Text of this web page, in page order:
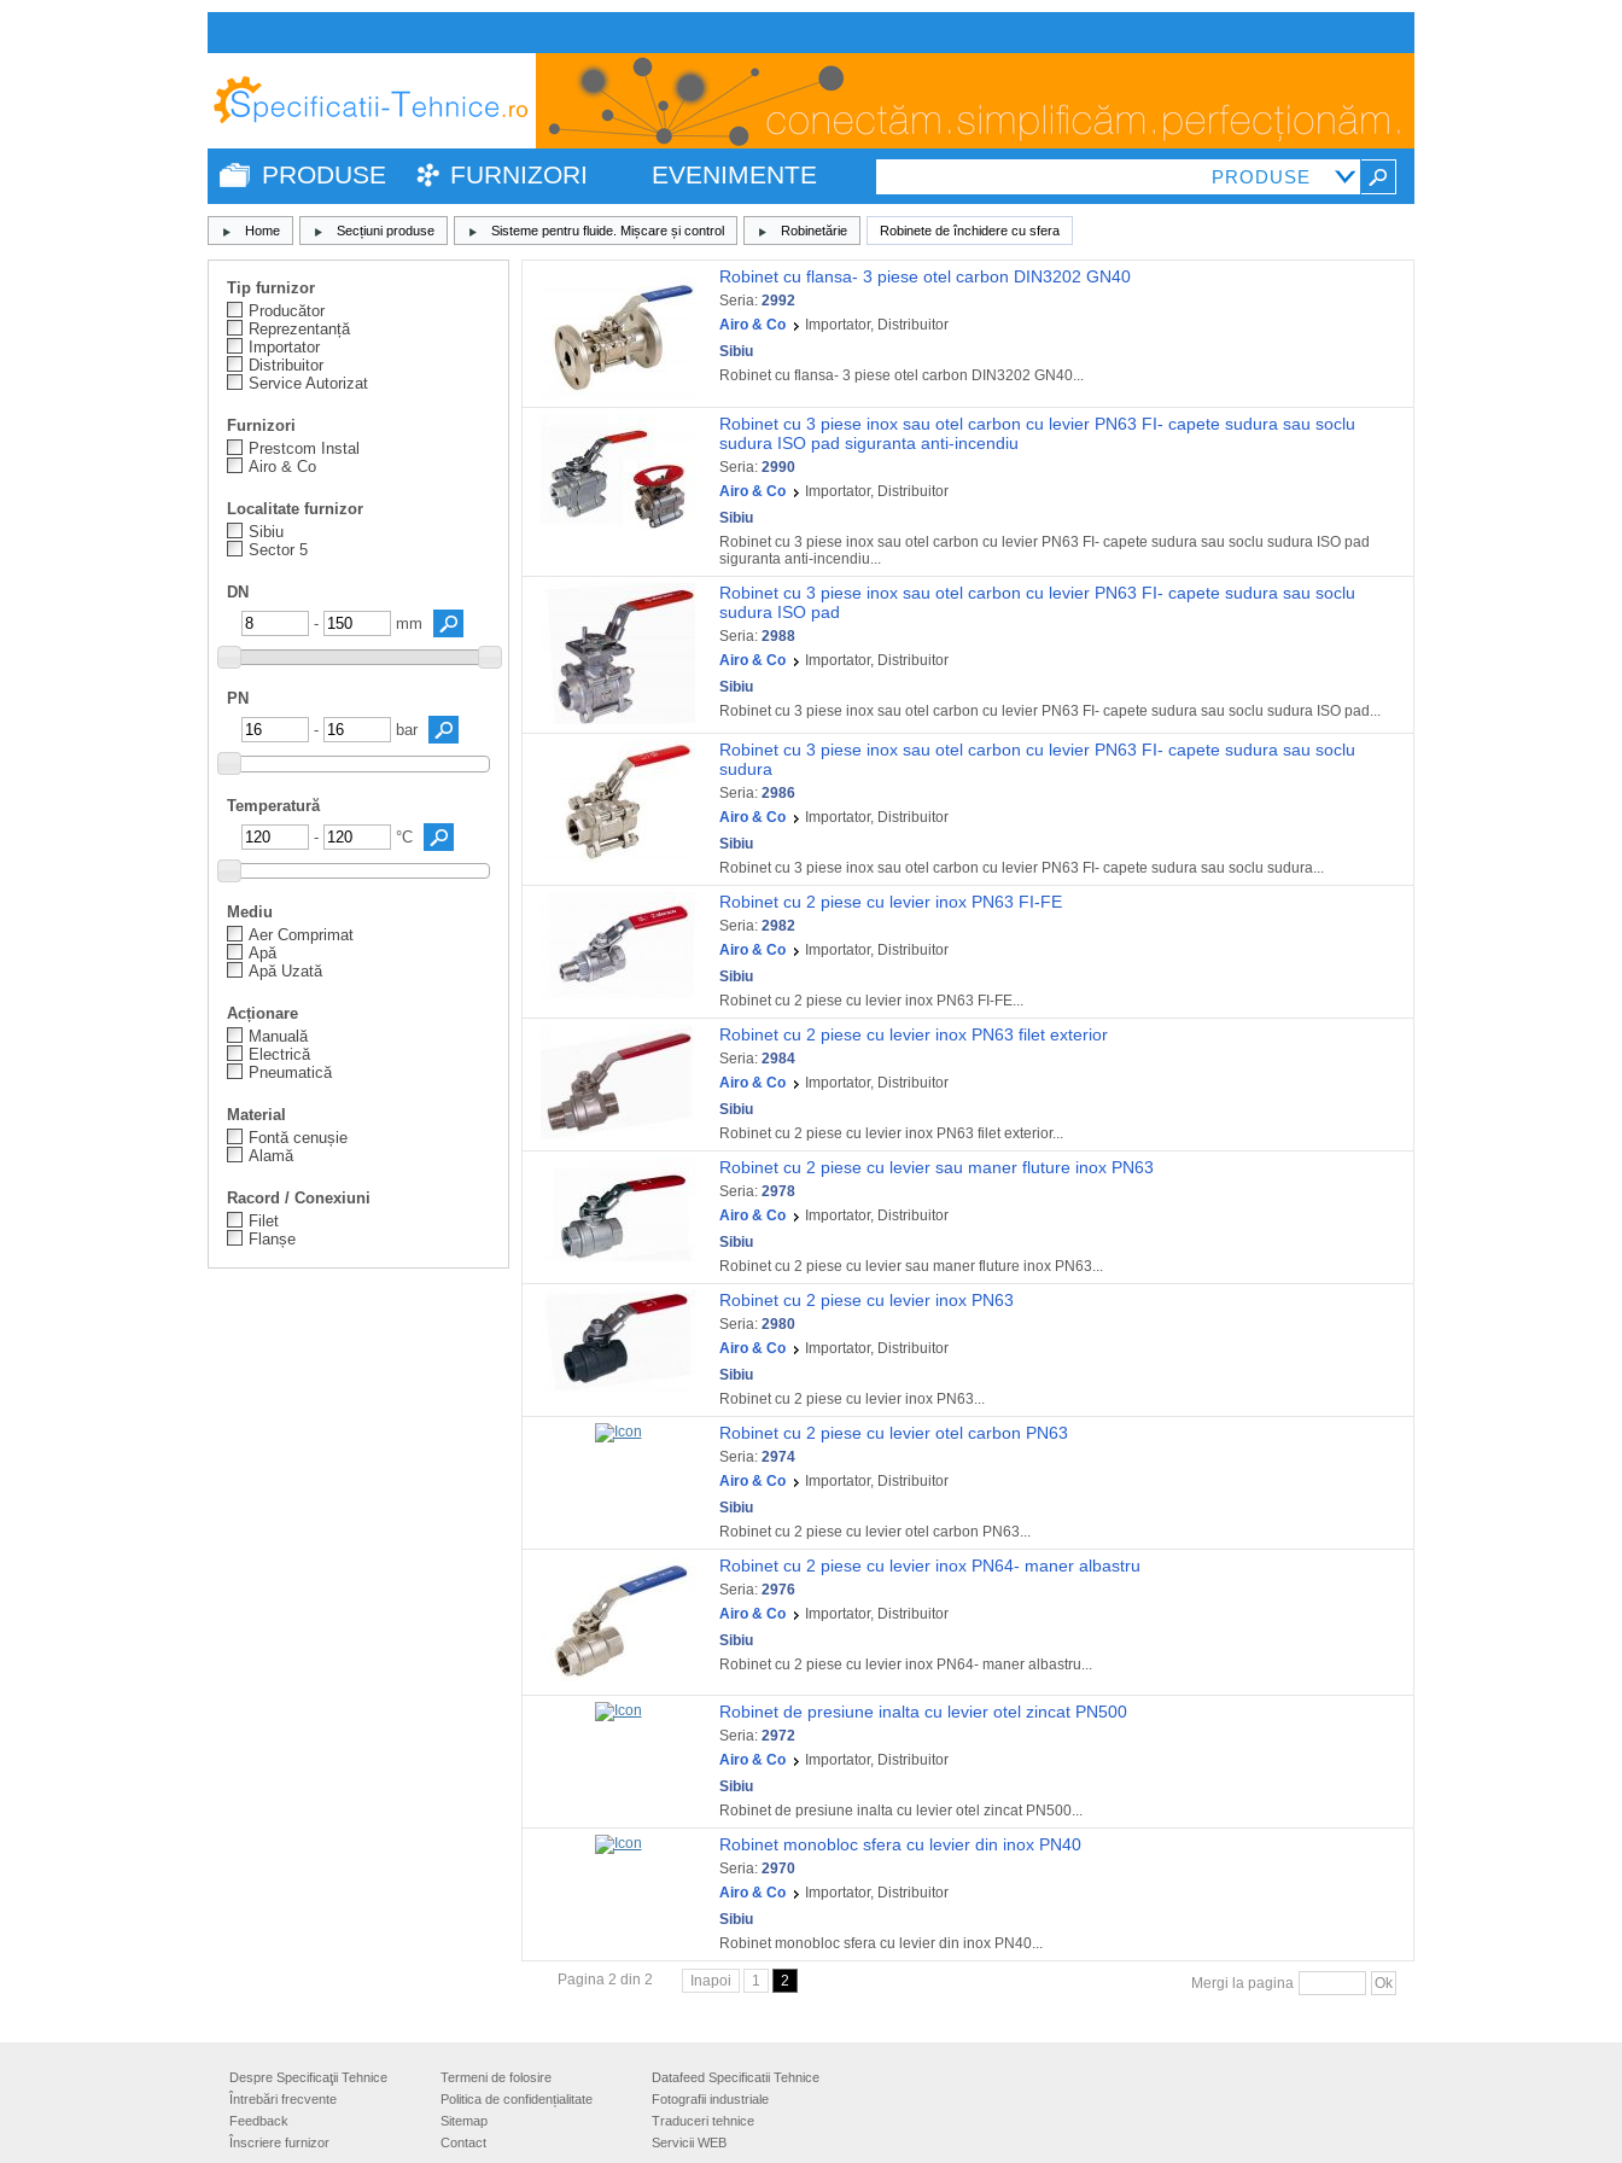
PRODUSE FURNIZORI EVENIMENTE
Home Secțiuni produse Sisteme pentru fluide. Mișcare și control Robinetărie Robinete de închidere cu sfera
Tip furnizor
Producător
Reprezentanță
Importator
Distribuitor
Service Autorizat
Furnizori
Prestcom Instal
Airo & Co
Localitate furnizor
Sibiu
Sector 5
DN
-
mm
PN
-
bar
Temperatură
-
°C
Mediu
Aer Comprimat
Apă
Apă Uzată
Acționare
Manuală
Electrică
Pneumatică
Material
Fontă cenușie
Alamă
Racord / Conexiuni
Filet
Flanșe
Robinet cu flansa- 3 piese otel carbon DIN3202 GN40
Seria: 2992
Airo & Co
Importator, Distribuitor
Sibiu
Robinet cu flansa- 3 piese otel carbon DIN3202 GN40...
Robinet cu 3 piese inox sau otel carbon cu levier PN63 FI- capete sudura sau soclu
sudura ISO pad siguranta anti-incendiu
Seria: 2990
Airo & Co
Importator, Distribuitor
Sibiu
Robinet cu 3 piese inox sau otel carbon cu levier PN63 FI- capete sudura sau soclu sudura ISO pad
siguranta anti-incendiu...
Robinet cu 3 piese inox sau otel carbon cu levier PN63 FI- capete sudura sau soclu
sudura ISO pad
Seria: 2988
Airo & Co
Importator, Distribuitor
Sibiu
Robinet cu 3 piese inox sau otel carbon cu levier PN63 FI- capete sudura sau soclu sudura ISO pad...
Robinet cu 3 piese inox sau otel carbon cu levier PN63 FI- capete sudura sau soclu
sudura
Seria: 2986
Airo & Co
Importator, Distribuitor
Sibiu
Robinet cu 3 piese inox sau otel carbon cu levier PN63 FI- capete sudura sau soclu sudura...
Robinet cu 2 piese cu levier inox PN63 FI-FE
Seria: 2982
Airo & Co
Importator, Distribuitor
Sibiu
Robinet cu 2 piese cu levier inox PN63 FI-FE...
Robinet cu 2 piese cu levier inox PN63 filet exterior
Seria: 2984
Airo & Co
Importator, Distribuitor
Sibiu
Robinet cu 2 piese cu levier inox PN63 filet exterior...
Robinet cu 2 piese cu levier sau maner fluture inox PN63
Seria: 2978
Airo & Co
Importator, Distribuitor
Sibiu
Robinet cu 2 piese cu levier sau maner fluture inox PN63...
Robinet cu 2 piese cu levier inox PN63
Seria: 2980
Airo & Co
Importator, Distribuitor
Sibiu
Robinet cu 2 piese cu levier inox PN63...
Robinet cu 2 piese cu levier otel carbon PN63
Seria: 2974
Airo & Co
Importator, Distribuitor
Sibiu
Robinet cu 2 piese cu levier otel carbon PN63...
Robinet cu 2 piese cu levier inox PN64- maner albastru
Seria: 2976
Airo & Co
Importator, Distribuitor
Sibiu
Robinet cu 2 piese cu levier inox PN64- maner albastru...
Robinet de presiune inalta cu levier otel zincat PN500
Seria: 2972
Airo & Co
Importator, Distribuitor
Sibiu
Robinet de presiune inalta cu levier otel zincat PN500...
Robinet monobloc sfera cu levier din inox PN40
Seria: 2970
Airo & Co
Importator, Distribuitor
Sibiu
Robinet monobloc sfera cu levier din inox PN40...
Pagina 2 din 2 Inapoi 1 2 Mergi la pagina
Despre Specificaţii Tehnice
Întrebări frecvente
Feedback
Înscriere furnizor
Termeni de folosire
Politica de confidențialitate
Sitemap
Contact
Datafeed Specificatii Tehnice
Fotografii industriale
Traduceri tehnice
Servicii WEB